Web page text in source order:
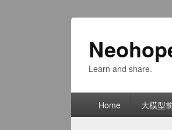
Learn and share.
Home 大模型